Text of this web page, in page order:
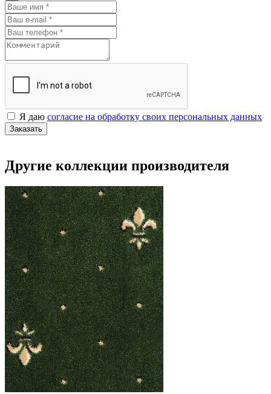
Я даю согласие на обработку своих персональных данных
Заказать
Другие коллекции производителя